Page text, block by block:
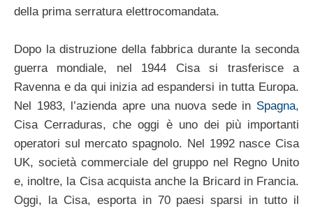
della prima serratura elettrocomandata.
Dopo la distruzione della fabbrica durante la seconda
guerra mondiale, nel 1944 Cisa si trasferisce a
Ravenna e da qui inizia ad espandersi in tutta Europa.
Nel 1983, l’azienda apre una nuova sede in Spagna,
Cisa Cerraduras, che oggi è uno dei più importanti
operatori sul mercato spagnolo. Nel 1992 nasce Cisa
UK, società commerciale del gruppo nel Regno Unito
e, inoltre, la Cisa acquista anche la Bricard in Francia.
Oggi, la Cisa, esporta in 70 paesi sparsi in tutto il